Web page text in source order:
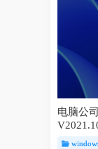
电脑公